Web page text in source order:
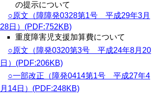
の提示について
○原文（障障発0328第1号 平成29年3月
28日）(PDF:752KB)
重度障害児支援加算費について
○原文（障発0320第3号 平成24年8月20
日）(PDF:206KB)
○一部改正（障発0414第1号 平成27年4
月14日）(PDF:248KB)